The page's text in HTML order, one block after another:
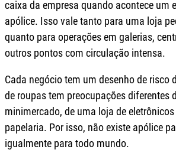
caixa da empresa quando acontece um
apólice. Isso vale tanto para uma loja
quanto para operações em galerias,
outros pontos com circulação intensa.
Cada negócio tem um desenho de risco
de roupas tem preocupações diferentes
minimercado, de uma loja de
papelaria. Por isso, não existe apólice
igualmente para todo mundo.